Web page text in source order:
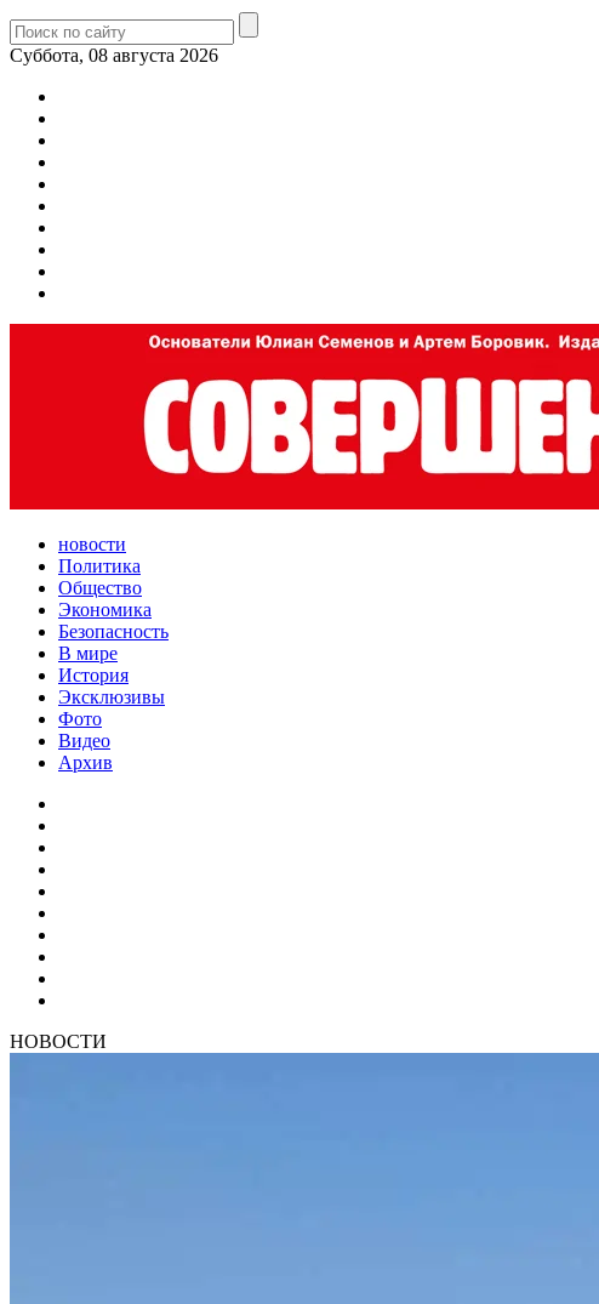
Суббота, 08 августа 2026
новости
Политика
Общество
Экономика
Безопасность
В мире
История
Эксклюзивы
Фото
Видео
Архив
НОВОСТИ